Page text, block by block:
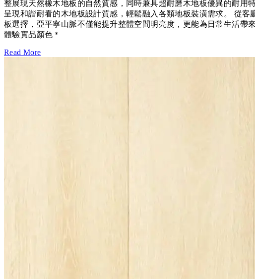
整展現天然橡木地板的自然質感，同時兼具超耐磨木地板優異的耐
呈現和諧耐看的木地板設計質感，輕鬆融入各類地板裝潢需求。 從
板選擇，亞平寧山脈不僅能提升整體空間明亮度，更能為日常生活帶
體驗實品顏色＊
Read More